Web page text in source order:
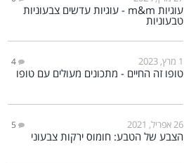
עוגיות m&m - עוגיות עדשים צבעוניות
טבעוניות
1 מרץ, 2023 4
טופו זה החיים - מתכונים מעולים עם טופו
26 אפריל, 2021 5
הצבע של הטבע: חומוס ירקות צבעוני